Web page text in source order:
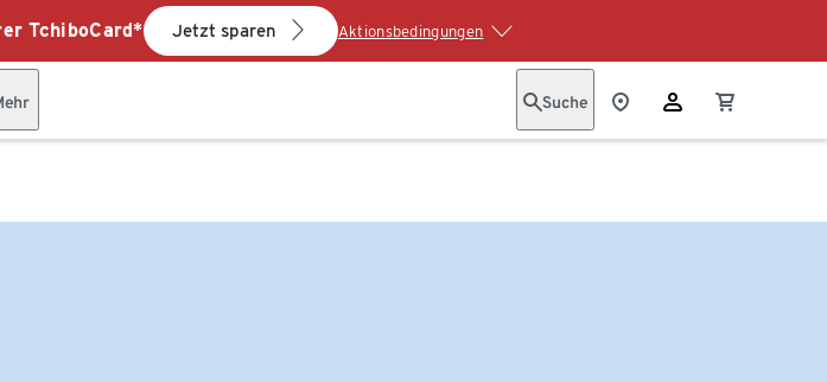
TchiboCard* Jetzt sparen Aktionsbedingungen
Suche